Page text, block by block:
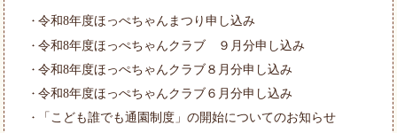
令和8年度ほっぺちゃんまつり申し込み
令和8年度ほっぺちゃんクラブ ９月分申し込み
令和8年度ほっぺちゃんクラブ８月分申し込み
令和8年度ほっぺちゃんクラブ６月分申し込み
「こども誰でも通園制度」の開始についてのお知らせ